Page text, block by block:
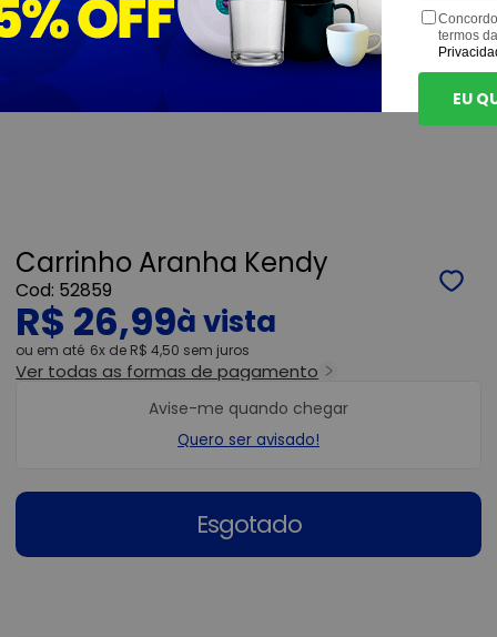
Carrinho Aranha Kendy
52859
R$ 26,99
ou 6x de R$ 4,50 sem juros
Ver todas as formas de pagamento
Esgotado
Avise-me quando chegar
Quero ser avisado!
termos
EU